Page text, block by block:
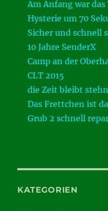
Am Anfang war
Hysterie um 70
Sicher und schnell
10 Jahre SenderX
Camp an der
CLT 2015
die Zeit bleibt stehn
Das Frettchen ist da
Grub 2 schnell
KATEGORIEN